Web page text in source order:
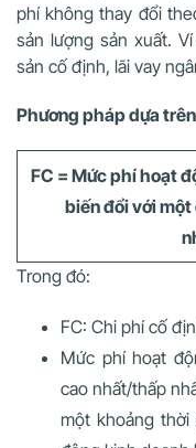
phí không thay đổi
sản lượng sản xuất.
sản cố định, lãi vay
Phương pháp dựa
FC = Mức phí hoạt
biến đổi với
Trong đó:
FC: Chi phí cố
Mức phí hoạt
cao nhất/thấp
một khoảng